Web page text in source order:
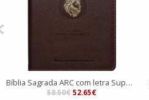
Bíblia Sagrada ARC com letra Supergigante
58.50€ 52.65€